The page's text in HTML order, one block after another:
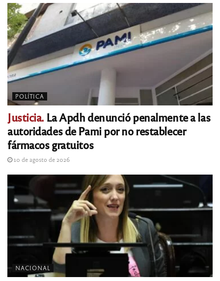
POLÍTICA
Justicia. La Apdh denunció penalmente a las
autoridades de Pami por no restablecer
fármacos gratuitos
10 de agosto de 2026
NACIONAL